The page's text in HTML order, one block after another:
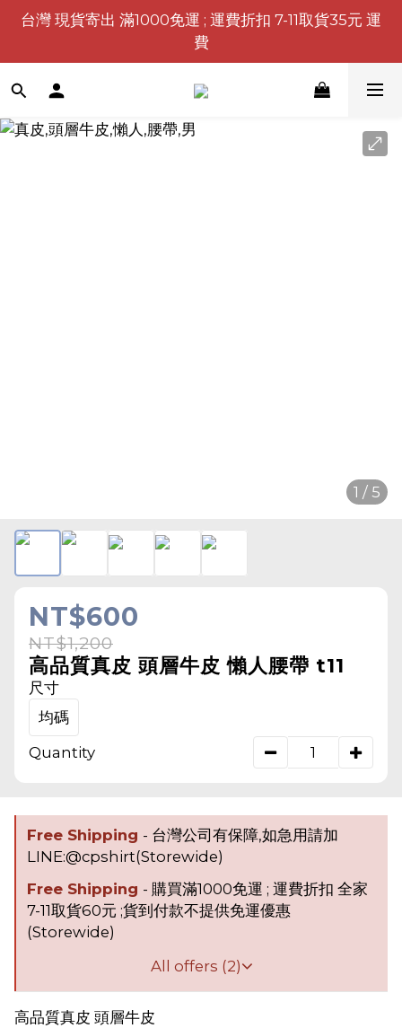
台灣 現貨寄出 滿1000免運 ; 運費折扣 7-11取貨35元 運
費
1 / 5
NT$600
NT$1,200
高品質真皮 頭層牛皮 懶人腰帶 t11
尺寸
均碼
Quantity
Free Shipping - 台灣公司有保障,如急用請加
LINE:@cpshirt(Storewide)
Free Shipping - 購買滿1000免運 ; 運費折扣 全家
7-11取貨60元 ;貨到付款不提供免運優惠
(Storewide)
All offers (2)
高品質真皮 頭層牛皮